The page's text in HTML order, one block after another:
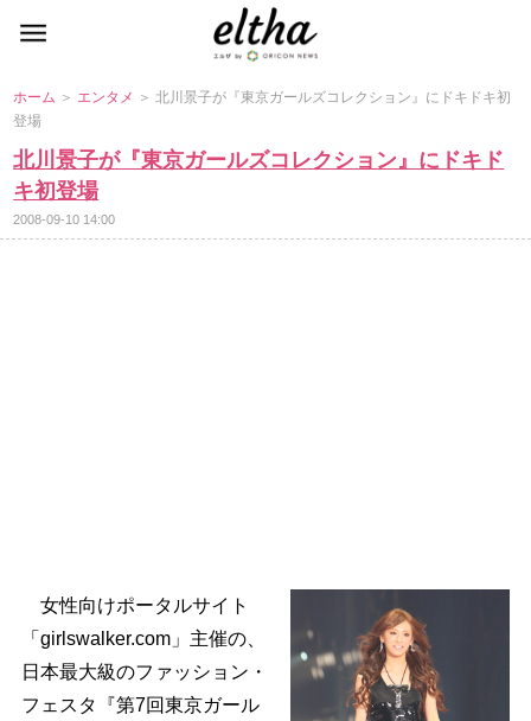
ホーム ＞ エンタメ ＞ 北川景子が『東京ガールズコレクション』にドキドキ初
登場
北川景子が『東京ガールズコレクション』にドキド
キ初登場
2008-09-10 14:00
女性向けポータルサイト
「girlswalker.com」主催の、
日本最大級のファッション・
フェスタ『第7回東京ガール